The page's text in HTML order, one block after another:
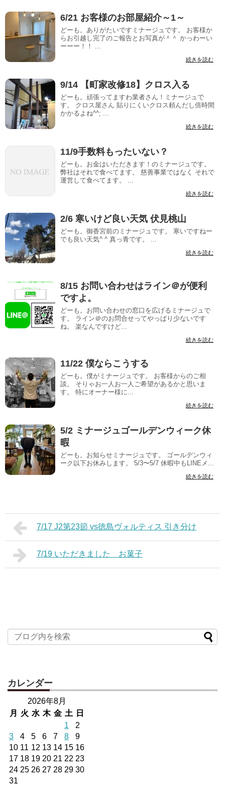
6/21 お客様のお部屋紹介～1～
どーも。ありがたいですミナージュです。 お客様か
らお引越し完了のご報告とお写真が＾＾ かっわーい
ーーー！！ ...
続きを読む
9/14 【町家改修18】クロス入る
どーも。頑張ってますわ業者さん！ミナージュで
す。 クロス屋さん 貼りにくいクロス頼んだし倍時間
かかるよね^^; ...
続きを読む
11/9手数料もったいない？
どーも。お金はいただきます！のミナージュです。
弊社はそれで食べてます。 慈善事業ではなく それで
運営して食べてます。 ...
続きを読む
2/6 寒いけど良い天気 伏見桃山
どーも。御香宮前のミナージュです。 寒いですねー
でも良い天気^ ^ 真っ青です。 ...
続きを読む
8/15 お問い合わせはライン＠が便利
ですよ。
どーも。お問い合わせの窓口を広げるミナージュで
す。 ライン＠のお問合せってやっぱり少ないです
ね。 楽なんですけど...
続きを読む
11/22 僕ならこうする
どーも。僕がミナージュです。 お客様からのご相
談。 そりゃお一人お一人ご希望があるかと思いま
す。 特にオーナー様に...
続きを読む
5/2 ミナージュゴールデンウィーク休
暇
どーも。お知らせミナージュです。 ゴールデンウィ
ーク以下お休みします。 5/3〜5/7 休暇中もLINEメ...
続きを読む
7/17 J2第23節 vs徳島ヴォルティス 引き分け
7/19 いただきました お菓子
カレンダー
2026年8月
月
火 水 木 金 土 日
1
2
3
4 5 6 7 8
9
10 11 12 13 14 15 16
17 18 19 20 21 22 23
24 25 26 27 28 29 30
31